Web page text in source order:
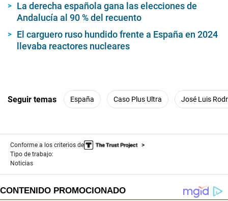
La derecha española gana las elecciones de
Andalucía al 90 % del recuento
El carguero ruso hundido frente a España en 2024
llevaba reactores nucleares
Seguir temas España Caso Plus Ultra José Luis
Conforme a los criterios de
Tipo de trabajo:
Noticias